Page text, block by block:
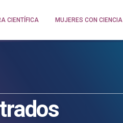
CIENTÍFICA MUJERES CON CIENCIA